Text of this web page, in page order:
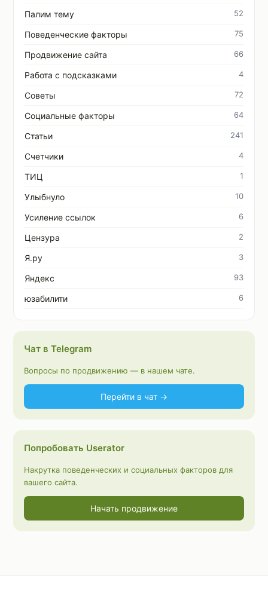
Палим тему 52
Поведенческие факторы 75
Продвижение сайта 66
Работа с подсказками 4
Советы 72
Социальные факторы 64
Статьи 241
Счетчики 4
ТИЦ 1
Улыбнуло 10
Усиление ссылок 6
Цензура 2
Я.ру 3
Яндекс 93
юзабилити 6
Чат в Telegram
Вопросы по продвижению — в нашем чате.
Перейти в чат →
Попробовать Userator
Накрутка поведенческих и социальных факторов для
вашего сайта.
Начать продвижение